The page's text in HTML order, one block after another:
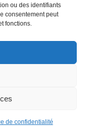
ou des identifiants
consentement peut
fonctions.
de confidentialité